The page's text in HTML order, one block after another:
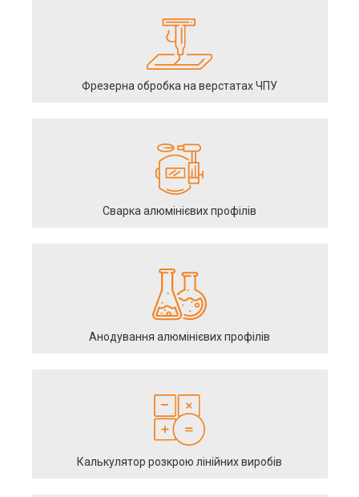
Фрезерна обробка на верстатах ЧПУ
Сварка алюмінієвих профілів
Анодування алюмінієвих профілів
Калькулятор розкрою лінійних виробів